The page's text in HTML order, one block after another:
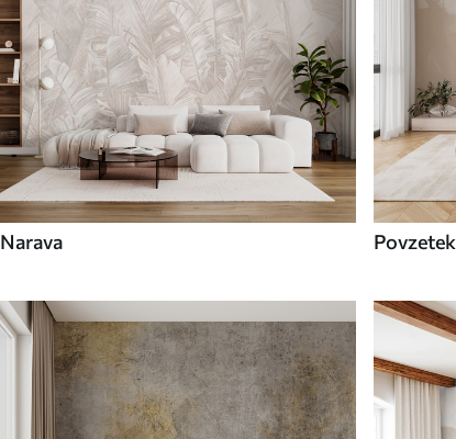
Narava Povzetek